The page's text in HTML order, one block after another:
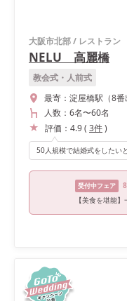
大阪市北部/ レストラン
NELU 高麗橋
教会式・人前式
最寄： 淀屋橋駅（8
人数： 6名〜60名
評価： 4.9( 3件)
受付中フェア